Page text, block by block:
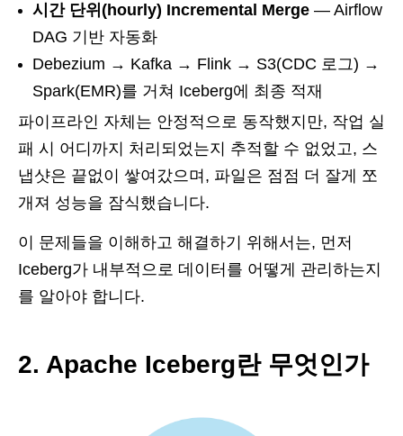
시간 단위(hourly) Incremental Merge — Airflow
DAG 기반 자동화
Debezium → Kafka → Flink → S3(CDC 로그) →
Spark(EMR)를 거쳐 Iceberg에 최종 적재
파이프라인 자체는 안정적으로 동작했지만, 작업 실
패 시 어디까지 처리되었는지 추적할 수 없었고, 스
냅샷은 끝없이 쌓여갔으며, 파일은 점점 더 잘게 쪼
개져 성능을 잠식했습니다.
이 문제들을 이해하고 해결하기 위해서는, 먼저
Iceberg가 내부적으로 데이터를 어떻게 관리하는지
를 알아야 합니다.
2. Apache Iceberg란 무엇인가